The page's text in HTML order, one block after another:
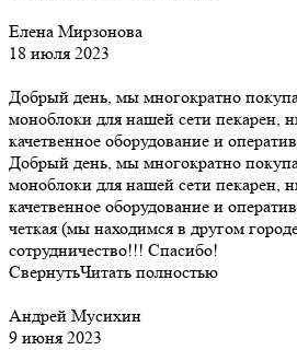
Елена Мирзонова
18 июля 2023
Добрый день, мы многократно
моноблоки для нашей сети пекарен,
качетвенное оборудование и
Добрый день, мы многократно
моноблоки для нашей сети пекарен,
качетвенное оборудование и
четкая (мы находимся в другом
сотрудничество!!! Спасибо!
СвернутьЧитать полностью
Андрей Мусихин
9 июня 2023